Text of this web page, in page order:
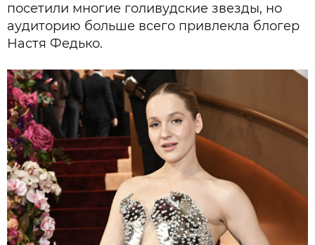
посетили многие голивудские звезды, но
аудиторию больше всего привлекла блогер
Настя Федько.